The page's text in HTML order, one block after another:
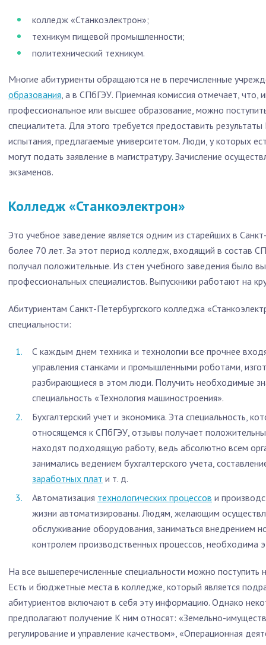
колледж «Станкоэлектрон»;
техникум пищевой промышленности;
политехнический техникум.
Многие абитуриенты обращаются не в перечисленные
образования, а в СПбГЭУ. Приемная комиссия отмечает, что,
профессиональное или высшее образование, можно
специалитета. Для этого требуется предоставить
испытания, предлагаемые университетом. Люди, у которых
могут подать заявление в магистратуру. Зачисление
экзаменов.
Колледж «Станкоэлектрон»
Это учебное заведение является одним из старейших в
более 70 лет. За этот период колледж, входящий в состав
получал положительные. Из стен учебного заведения было
профессиональных специалистов. Выпускники работают на
Абитуриентам Санкт-Петербургского колледжа
специальности:
С каждым днем техника и технологии все прочнее
управления станками и промышленными роботами,
разбирающиеся в этом люди. Получить необходимые
специальность «Технология машиностроения».
Бухгалтерский учет и экономика. Эта специальность,
относящемся к СПбГЭУ, отзывы получает
находят подходящую работу, ведь абсолютно всем
занимались ведением бухгалтерского учета,
заработных плат и т. д.
Автоматизация технологических процессов и
жизни автоматизированы. Людям, желающим
обслуживание оборудования, заниматься внедрением
контролем производственных процессов, необходима
На все вышеперечисленные специальности можно поступить
Есть и бюджетные места в колледже, который является
абитуриентов включают в себя эту информацию. Однако
предполагают получение К ним относят: «Земельно-
регулирование и управление качеством», «Операционная